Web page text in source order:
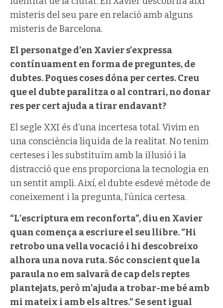
misteris del seu pare en relació amb alguns
misteris de Barcelona.
El personatge d’en Xavier s’expressa
contínuament en forma de preguntes, de
dubtes. Poques coses dóna per certes. Creu
que el dubte paralitza o al contrari, no donar
res per cert ajuda a tirar endavant?
El segle XXI és d’una incertesa total. Vivim en
una consciència liquida de la realitat. No tenim
certeses i les substituïm amb la il·lusió i la
distracció que ens proporciona la tecnologia en
un sentit ampli. Així, el dubte esdevé mètode de
coneixement i la pregunta, l’única certesa.
“L’escriptura em reconforta”, diu en Xavier
quan comença a escriure el seu llibre. “Hi
retrobo una vella vocació i hi descobreixo
alhora una nova ruta. Sóc conscient que la
paraula no em salvarà de cap dels reptes
plantejats, però m’ajuda a trobar-me bé amb
mi mateix i amb els altres.” Se sent igual